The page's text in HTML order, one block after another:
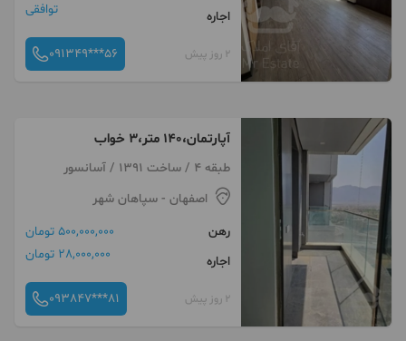
اجاره
توافقی
2 روز پیش 091349***56
آپارتمان،۱۴۰ متر،۳ خواب
طبقه 4 / ساخت 1391 / آسانسور
اصفهان - سپاهان شهر
رهن
500,000,000 تومان
اجاره
28,000,000 تومان
2 روز پیش 093847***81